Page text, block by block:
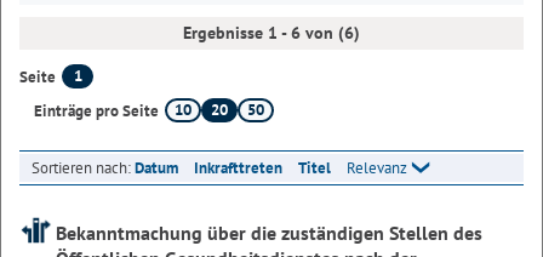
Ergebnisse 1 - 6 von (6)
Seite
1
Einträge pro Seite
10 20 50
Sortieren nach:Datum Inkrafttreten Titel Relevanz
Bekanntmachung über die zuständigen Stellen des